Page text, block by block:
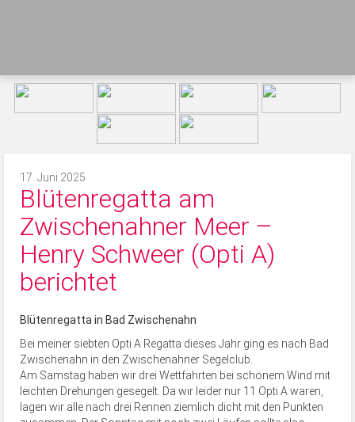
17. Juni 2025
Blütenregatta am
Zwischenahner Meer –
Henry Schweer (Opti A)
berichtet
Blütenregatta in Bad Zwischenahn
Bei meiner siebten Opti A Regatta dieses Jahr ging es nach Bad
Zwischenahn in den Zwischenahner Segelclub.
Am Samstag haben wir drei Wettfahrten bei schönem Wind mit
leichten Drehungen gesegelt. Da wir leider nur 11 Opti A waren,
lagen wir alle nach drei Rennen ziemlich dicht mit den Punkten